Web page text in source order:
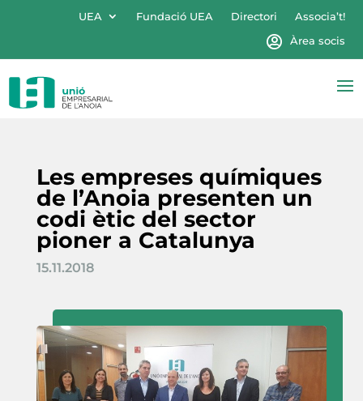
UEA Fundació UEA Directori
Associa’t!
Àrea socis
Les empreses químiques
de l’Anoia presenten un
codi ètic del sector
pioner a Catalunya
15.11.2018